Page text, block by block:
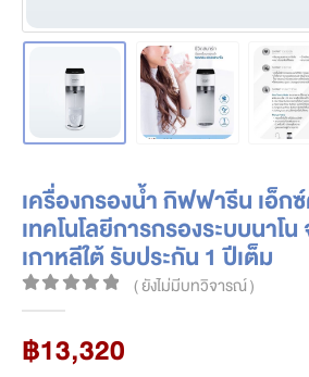
เครื่องกรองน้ำ กิฟฟารีน เอ็ก
เทคโนโลยีการกรองระบบนาโน
เกาหลีใต้ รับประกัน 1 ปีเต็ม
0out of 5
( ยังไม่มีบทวิจารณ์ )
฿13,320